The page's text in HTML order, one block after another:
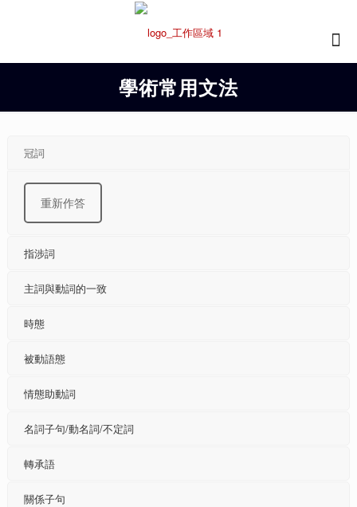
學術常用文法
冠詞
重新作答
指涉詞
主詞與動詞的一致
時態
被動語態
情態助動詞
名詞子句/動名詞/不定詞
轉承語
關係子句